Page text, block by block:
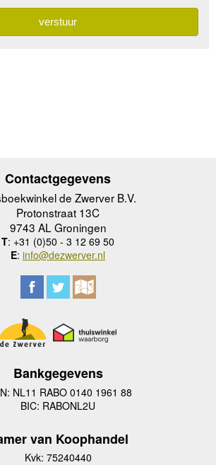
Contactgegevens
de Zwerver B.V.
Protonstraat 13C
9743 AL Groningen
T: +31 (0)50 - 3 12 69 50
E: info@dezwerver.nl
Bankgegevens
NL11 RABO 0140 1961 88
BIC: RABONL2U
van Koophandel
Kvk: 75240440